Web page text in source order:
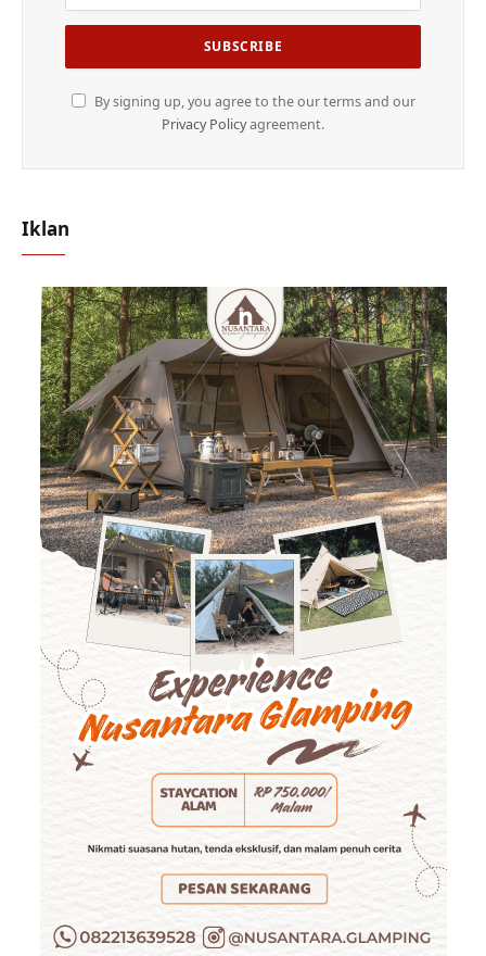
By signing up, you agree to the our terms and our
Privacy Policyagreement.
Iklan